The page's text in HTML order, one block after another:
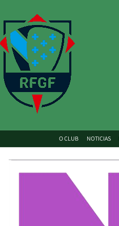
O CLUB NOTICIAS